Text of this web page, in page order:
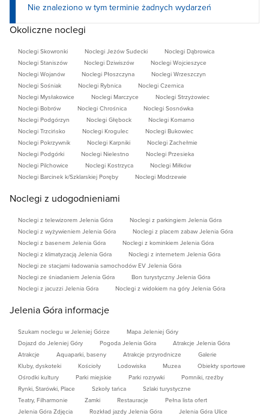
Nie znaleziono w tym terminie żadnych wydarzeń
Okoliczne noclegi
Noclegi Skowronki Noclegi Jeżów Sudecki
Noclegi Dąbrowica
Noclegi Staniszów
Noclegi Dziwiszów
Noclegi Wojcieszyce
Noclegi Wojanów
Noclegi Płoszczyna
Noclegi Wrzeszczyn
Noclegi Sośniak
Noclegi Rybnica
Noclegi Czernica
Noclegi Mysłakowice
Noclegi Marczyce
Noclegi Strzyżowiec
Noclegi Bobrów
Noclegi Chrośnica
Noclegi Sosnówka
Noclegi Podgórzyn
Noclegi Głębock
Noclegi Komarno
Noclegi Trzcińsko
Noclegi Krogulec
Noclegi Bukowiec
Noclegi Pokrzywnik
Noclegi Karpniki
Noclegi Zachełmie
Noclegi Podgórki
Noclegi Nielestno
Noclegi Przesieka
Noclegi Pilchowice
Noclegi Kostrzyca
Noclegi Miłków
Noclegi Barcinek k/Szklarskiej Poręby
Noclegi Modrzewie
Noclegi z udogodnieniami
Noclegi z telewizorem Jelenia Góra
Noclegi z parkingiem Jelenia Góra
Noclegi z wyżywieniem Jelenia Góra
Noclegi z placem zabaw Jelenia Góra
Noclegi z basenem Jelenia Góra
Noclegi z kominkiem Jelenia Góra
Noclegi z klimatyzacją Jelenia Góra
Noclegi z internetem Jelenia Góra
Noclegi ze stacjami ładowania samochodów EV Jelenia Góra
Noclegi ze śniadaniem Jelenia Góra
Bon turystyczny Jelenia Góra
Noclegi z jacuzzi Jelenia Góra
Noclegi z widokiem na góry Jelenia Góra
Jelenia Góra informacje
Szukam noclegu w Jeleniej Górze
Mapa Jeleniej Góry
Dojazd do Jeleniej Góry
Pogoda Jelenia Góra
Atrakcje Jelenia Góra
Atrakcje
Aquaparki, baseny Atrakcje przyrodnicze
Galerie
Kluby, dyskoteki
Kościoły Lodowiska Muzea
Obiekty sportowe
Ośrodki kultury
Parki miejskie Parki rozrywki
Pomniki, rzeźby
Rynki, Starówki, Place
Szkoły tańca
Szlaki turystyczne
Teatry, Filharmonie
Zamki Restauracje
Pełna lista ofert
Jelenia Góra Zdjęcia
Rozkład jazdy Jelenia Góra
Jelenia Góra Ulice